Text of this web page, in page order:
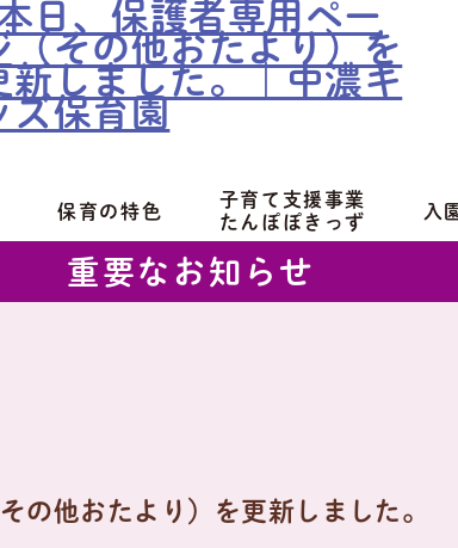
保育の特色
子育て支援事業
たんぽぽきっず
入
重要なお知らせ
の他おたより）を更新しました。